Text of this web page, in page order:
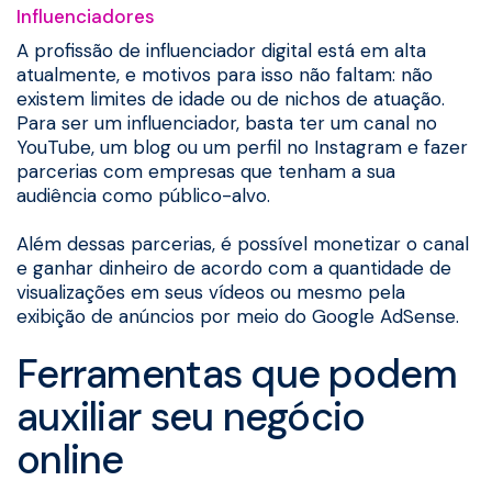
Influenciadores
A profissão de influenciador digital está em alta
atualmente, e motivos para isso não faltam: não
existem limites de idade ou de nichos de atuação.
Para ser um influenciador, basta ter um canal no
YouTube, um blog ou um perfil no Instagram e fazer
parcerias com empresas que tenham a sua
audiência como público-alvo.
Além dessas parcerias, é possível monetizar o canal
e ganhar dinheiro de acordo com a quantidade de
visualizações em seus vídeos ou mesmo pela
exibição de anúncios por meio do Google AdSense.
Ferramentas que podem
auxiliar seu negócio
online